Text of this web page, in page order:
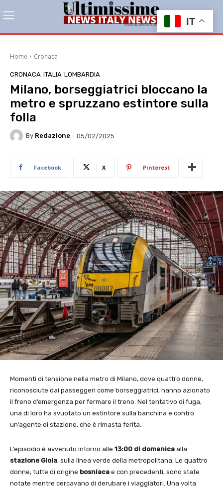
Home Cronaca
CRONACA ITALIA LOMBARDIA
Milano, borseggiatrici bloccano la
metro e spruzzano estintore sulla
folla
By Redazione 05/02/2025
Facebook X Pinterest
Momenti di tensione nella metro di Milano, dove quattro donne,
riconosciute dai passeggeri come borseggiatrici, hanno azionato
il freno d’emergenza per fermare il treno. Nel tentativo di fuga,
una di loro ha svuotato un estintore sulla banchina e contro
un’agente di stazione, che è rimasta ferita.
L’episodio è avvenuto intorno alle 13:00 di domenica alla
stazione Gioia, sulla linea verde della metropolitana. Le quattro
donne, tutte di origine bosniaca e con precedenti, sono state
notate mentre cercavano di derubare i viaggiatori. Una volta
IT